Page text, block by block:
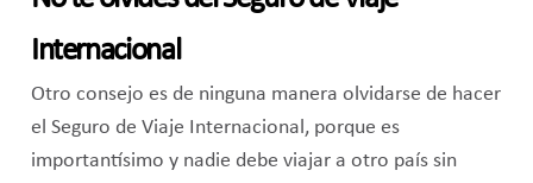
Internacional
Otro consejo es de ninguna manera olvidarse de hacer
el Seguro de Viaje Internacional, porque es
importantísimo y nadie debe viajar a otro país sin